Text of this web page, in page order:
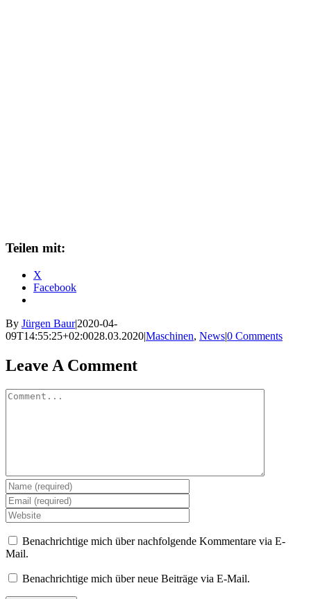
Teilen mit:
X
Facebook
By Jürgen Baur|2020-04-
09T14:55:25+02:0028.03.2020|Maschinen, News|0 Comments
Leave A Comment
Comment
Benachrichtige mich über nachfolgende Kommentare via E-
Mail.
Benachrichtige mich über neue Beiträge via E-Mail.